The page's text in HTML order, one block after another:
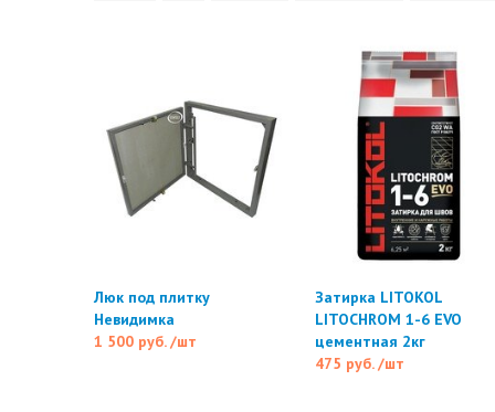
Люк под плитку
Невидимка
1 500 руб./шт
Затирка LITOKOL
LITOCHROM 1-6 EVO
цементная 2кг
475 руб./шт